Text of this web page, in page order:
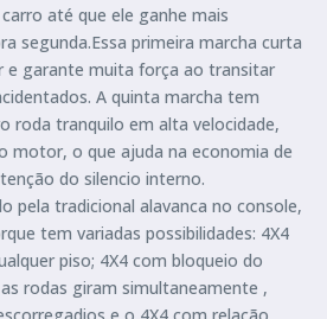
até que ele ganhe mais
segunda.Essa primeira marcha curta
e garante muita força ao transitar
A quinta marcha tem
roda tranquilo em alta velocidade,
motor, o que ajuda na economia de
do silencio interno.
pela tradicional alavanca no console,
tem variadas possibilidades: 4X4
piso; 4X4 com bloqueio do
rodas giram simultaneamente ,